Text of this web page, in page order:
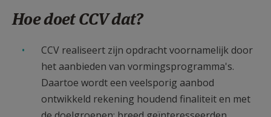
Hoe doet CCV dat?
CCV realiseert zijn opdracht voornamelijk door
het aanbieden van vormingsprogramma's.
Daartoe wordt een veelsporig aanbod
ontwikkeld rekening houdend finaliteit en met